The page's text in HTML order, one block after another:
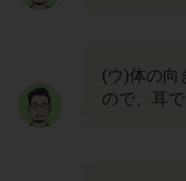
(ウ)体の向
ので、耳